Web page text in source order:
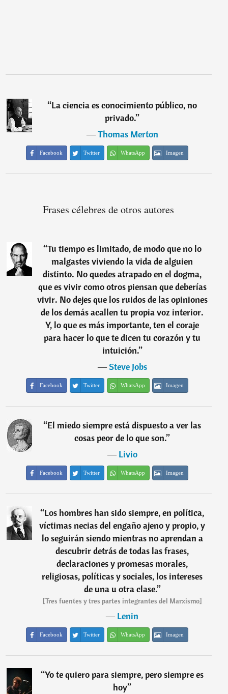
“La ciencia es conocimiento público, no
privado.”
―Thomas Merton
Facebook Twitter WhatsApp Imagen
Frases célebres de otros autores
“Tu tiempo es limitado, de modo que no lo
malgastes viviendo la vida de alguien
distinto. No quedes atrapado en el dogma,
que es vivir como otros piensan que deberías
vivir. No dejes que los ruidos de las opiniones
de los demás acallen tu propia voz interior.
Y, lo que es más importante, ten el coraje
para hacer lo que te dicen tu corazón y tu
intuición.”
―Steve Jobs
Facebook Twitter WhatsApp Imagen
“El miedo siempre está dispuesto a ver las
cosas peor de lo que son.”
―Livio
Facebook Twitter WhatsApp Imagen
“Los hombres han sido siempre, en política,
víctimas necias del engaño ajeno y propio, y
lo seguirán siendo mientras no aprendan a
descubrir detrás de todas las frases,
declaraciones y promesas morales,
religiosas, políticas y sociales, los intereses
de una u otra clase.”
[Tres fuentes y tres partes integrantes del Marxismo]
―Lenin
Facebook Twitter WhatsApp Imagen
“Yo te quiero para siempre, pero siempre es
hoy”